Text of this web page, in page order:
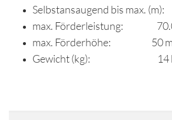
Selbstansaugend bis max.
max. Förderleistung: 70.0
max. Förderhöhe: 50 m
Gewicht (kg): 14